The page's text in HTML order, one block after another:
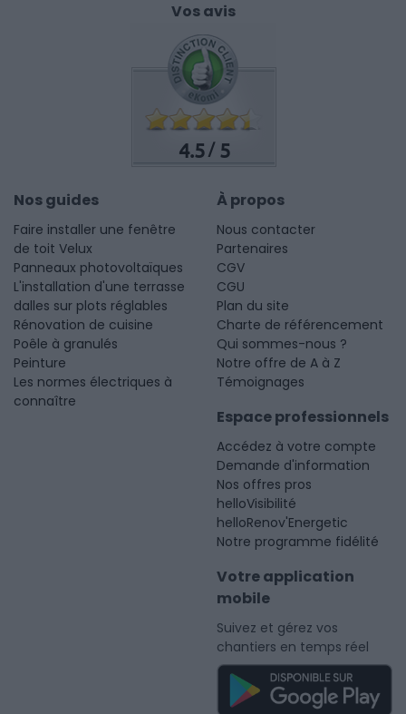
Vos avis
4.5 /5
Nos guides
Faire installer une fenêtre
de toit Velux
Panneaux photovoltaïques
L'installation d'une terrasse
dalles sur plots réglables
Rénovation de cuisine
Poêle à granulés
Peinture
Les normes électriques à
connaître
À propos
Nous contacter
Partenaires
CGV
CGU
Plan du site
Charte de référencement
Qui sommes-nous ?
Notre offre de A à Z
Témoignages
Espace professionnels
Accédez à votre compte
Demande d'information
Nos offres pros
helloVisibilité
helloRenov'Energetic
Notre programme fidélité
Votre application
mobile
Suivez et gérez vos
chantiers en temps réel